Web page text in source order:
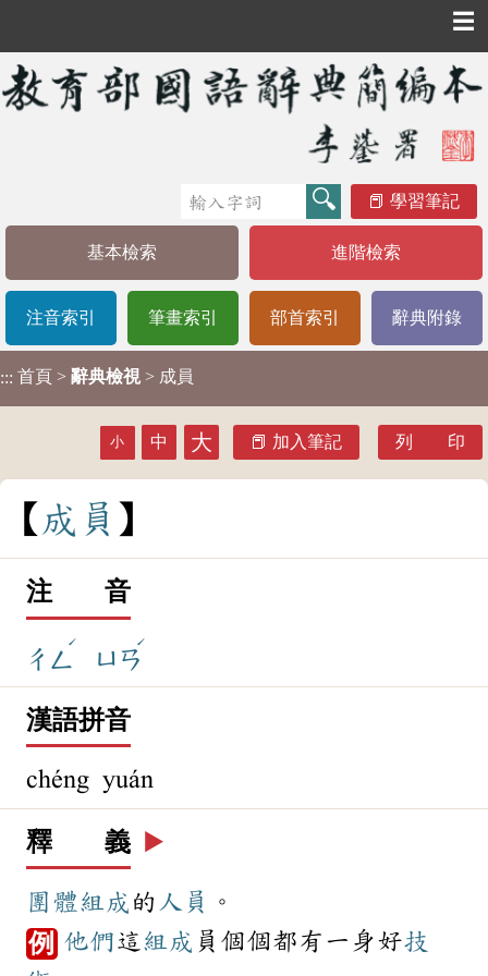
☰
學習筆記
基本檢索 進階檢索
注音索引 筆畫索引 部首索引 辭典附錄
::: 首頁 > 辭典檢視 > 成員
小 中 大 加入筆記 列 印
成 員
注 音
ㄔㄥ
ˊ
ㄩㄢ
ˊ
漢語拼音
chéng yuán
釋 義 ▶️
團體組成 的 人員 。
例 他們這 組成 員個個都有一身好技